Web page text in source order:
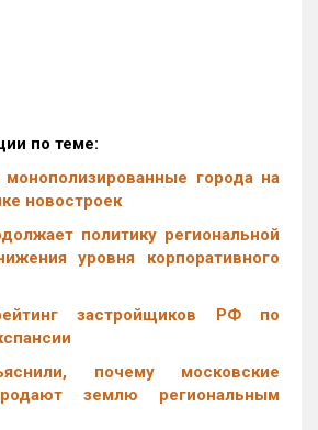
по теме:
города на
новостроек
политику региональной
уровня корпоративного
застройщиков РФ по
почему московские
землю региональным